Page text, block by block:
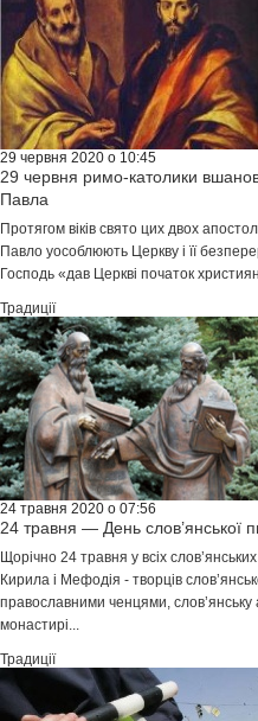
29 червня 2020 о 10:45
29 червня римо-католики
Павла
Протягом віків свято цих двох
Павло уособлюють Церкву і її
Господь «дав Церкві початок
Традиції
24 травня 2020 о 07:56
24 травня — День слов’янської
Щорічно 24 травня у всіх
Кирила і Мефодія - творців
православними ченцями, слов’янську
монастирі...
Традиції